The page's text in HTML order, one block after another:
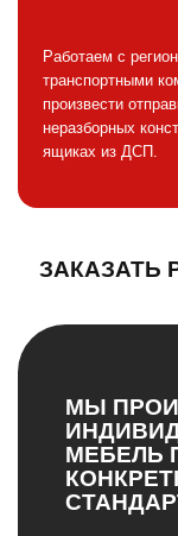
Работаем с
транспортными
произвести
неразборных
ящиках из ДСП.
ЗАКАЗАТЬ
МЫ
МЕБЕЛЬ